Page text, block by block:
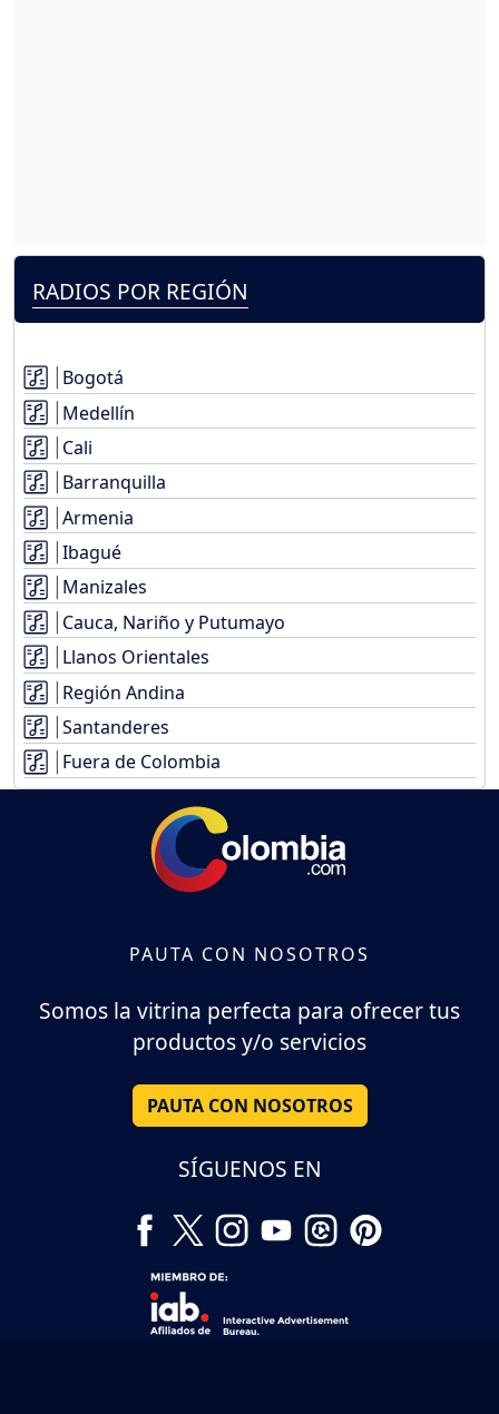
RADIOS POR REGIÓN
Bogotá
Medellín
Cali
Barranquilla
Armenia
Ibagué
Manizales
Cauca, Nariño y Putumayo
Llanos Orientales
Región Andina
Santanderes
Fuera de Colombia
PAUTA CON NOSOTROS
Somos la vitrina perfecta para ofrecer tus
productos y/o servicios
PAUTA CON NOSOTROS
SÍGUENOS EN